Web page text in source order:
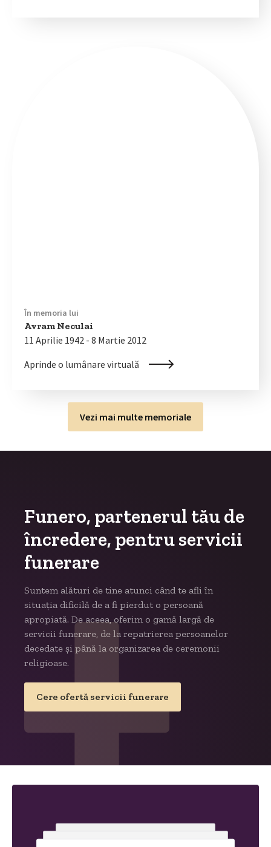
În memoria lui
Avram Neculai
11 Aprilie 1942 - 8 Martie 2012
Aprinde o lumânare virtuală
Vezi mai multe memoriale
Funero, partenerul tău de
încredere, pentru servicii
funerare
Suntem alături de tine atunci când te afli în
situația dificilă de a fi pierdut o persoană
apropiată. De aceea, oferim o gamă largă de
servicii funerare, de la repatrierea persoanelor
decedate și până la organizarea de ceremonii
religioase.
Cere ofertă servicii funerare